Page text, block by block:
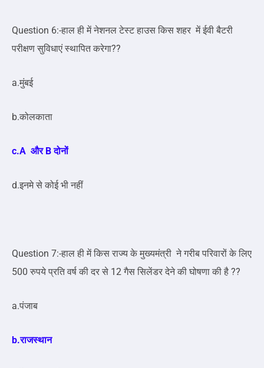
Question 6:-हाल ही में नेशनल टेस्ट हाउस किस शहर में ईवी बैटरी
परीक्षण सुविधाएं स्थापित करेगा??
a.मुंबई
b.कोलकाता
c.A और B दोनों
d.इनमे से कोई भी नहीं
Question 7:-हाल ही में किस राज्य के मुख्यमंत्री ने गरीब परिवारों के लिए
500 रुपये प्रति वर्ष की दर से 12 गैस सिलेंडर देने की घोषणा की है ??
a.पंजाब
b.राजस्थान